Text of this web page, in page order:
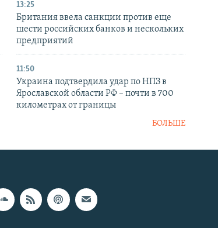
13:25
Британия ввела санкции против еще
шести российских банков и нескольких
предприятий
11:50
Украина подтвердила удар по НПЗ в
Ярославской области РФ – почти в 700
километрах от границы
БОЛЬШЕ